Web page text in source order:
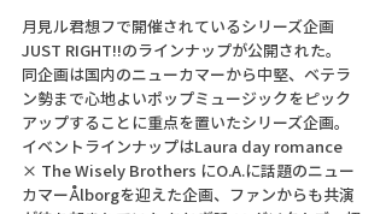
月見ル君想フで開催されているシリーズ企画
JUST RIGHT!!のラインナップが公開された。
同企画は国内のニューカマーから中堅、ベテラ
ン勢まで心地よいポップミュージックをピック
アップすることに重点を置いたシリーズ企画。
イベントラインナップはLaura day romance
× The Wisely Brothers にO.A.に話題のニュー
カマーÅlborgを迎えた企画、ファンからも共演